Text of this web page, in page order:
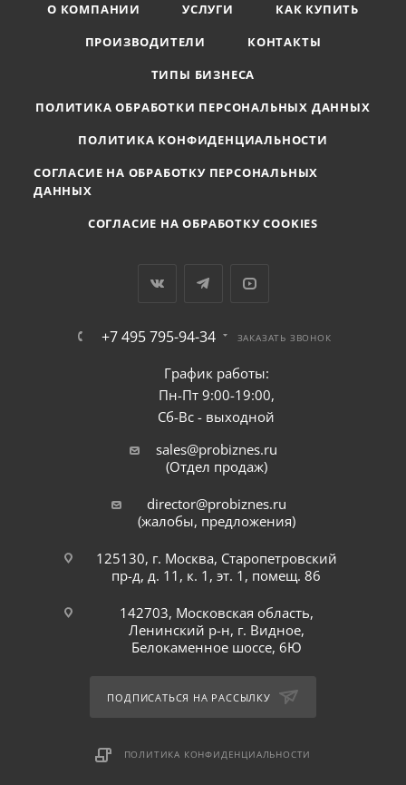
О КОМПАНИИ УСЛУГИ
КАК КУПИТЬ
ПРОИЗВОДИТЕЛИ
КОНТАКТЫ
ТИПЫ БИЗНЕСА
ПОЛИТИКА ОБРАБОТКИ ПЕРСОНАЛЬНЫХ ДАННЫХ
ПОЛИТИКА КОНФИДЕНЦИАЛЬНОСТИ
СОГЛАСИЕ НА ОБРАБОТКУ ПЕРСОНАЛЬНЫХ
ДАННЫХ
СОГЛАСИЕ НА ОБРАБОТКУ COOKIES
+7 495 795-94-34 ЗАКАЗАТЬ ЗВОНОК
График работы:
Пн-Пт 9:00-19:00,
Сб-Вс - выходной
sales@probiznes.ru
(Отдел продаж)
director@probiznes.ru
(жалобы, предложения)
125130, г. Москва, Старопетровский
пр-д, д. 11, к. 1, эт. 1, помещ. 86
142703, Московская область,
Ленинский р-н, г. Видное,
Белокаменное шоссе, 6Ю
ПОДПИСАТЬСЯ НА РАССЫЛКУ
ПОЛИТИКА КОНФИДЕНЦИАЛЬНОСТИ